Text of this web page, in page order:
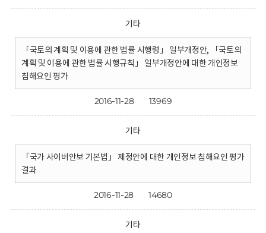
기타
「국토의 계획 및 이용에 관한 법률 시행령」 일부개정안, 「국토의
계획 및 이용에 관한 법률 시행규칙」 일부개정안에 대한 개인정보
침해요인 평가
2016-11-28 13969
기타
「국가 사이버안보 기본법」 제정안에 대한 개인정보 침해요인 평가
결과
2016-11-28 14680
기타